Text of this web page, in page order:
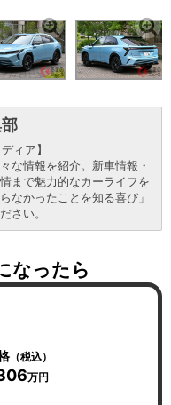
ィア】
な情報を紹介。新車情報・
まで魅力的なカーライフを
なかったことを知る喜び」
さい。
なったら
（税込）
万円